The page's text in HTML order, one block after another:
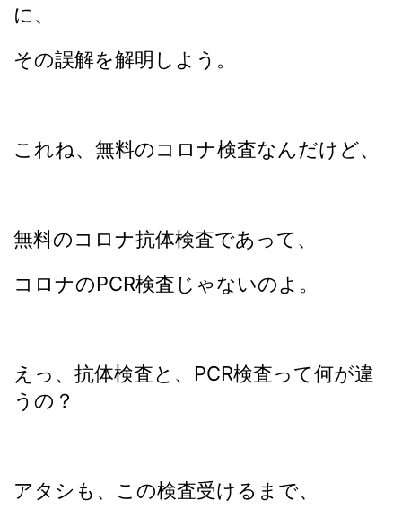
に、
その誤解を解明しよう。
これね、無料のコロナ検査なんだけど、
無料のコロナ抗体検査であって、
コロナのPCR検査じゃないのよ。
えっ、抗体検査と、PCR検査って何が違
うの？
アタシも、この検査受けるまで、